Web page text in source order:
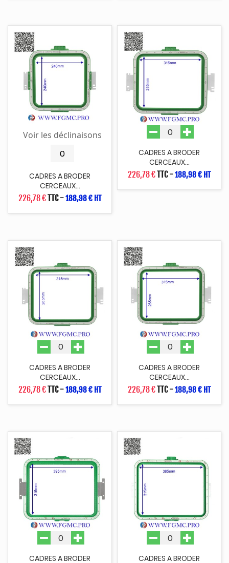
Voir les déclinaisons
CADRES A BRODER
CERCEAUX...
226,78 €TTC-188,98 € HT
CADRES A BRODER
CERCEAUX...
226,78 €TTC-188,98 € HT
CADRES A BRODER
CERCEAUX...
226,78 €TTC-188,98 € HT
CADRES A BRODER
CERCEAUX...
226,78 €TTC-188,98 € HT
CADRES A BRODER CADRES A BRODER